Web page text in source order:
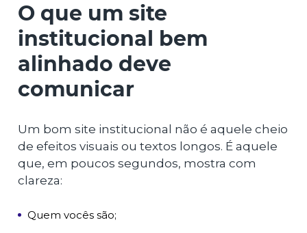
O que um site
institucional bem
alinhado deve
comunicar
Um bom site institucional não é aquele cheio
de efeitos visuais ou textos longos. É aquele
que, em poucos segundos, mostra com
clareza:
Quem vocês são;